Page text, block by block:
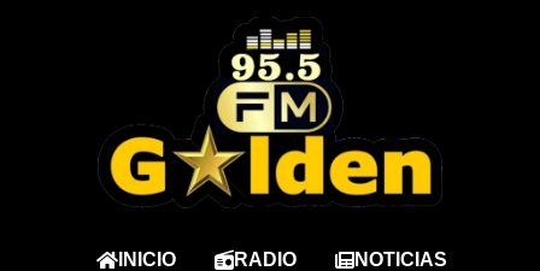
INICIO RADIO NOTICIAS